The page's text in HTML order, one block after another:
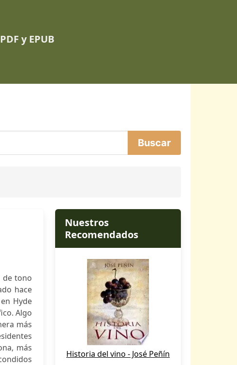
y EPUB
de tono
hace
Hyde
Algo
más
más
Nuestros
Recomendados
Historia del vino - José Peñín